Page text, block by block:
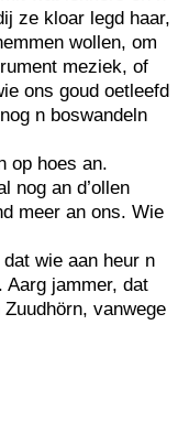
ze kloar legd haar,
wollen, om
meziek, of
ons goud oetleefd
n boswandeln
op hoes an.
nog an d’ollen
meer an ons. Wie
wie aan heur n
Aarg jammer, dat
vanwege